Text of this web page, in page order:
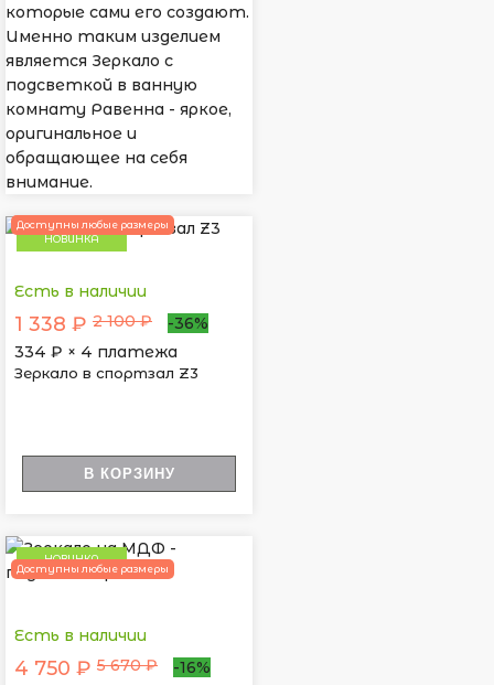
которые сами его создают.
Именно таким изделием
является Зеркало с
подсветкой в ванную
комнату Равенна - яркое,
оригинальное и
обращающее на себя
внимание.
НОВИНКА
Доступны любые размеры
Есть в наличии
1 338 ₽ 2 100 ₽
-36%
334 ₽ × 4 платежа
Зеркало в спортзал Z3
В КОРЗИНУ
НОВИНКА
Доступны любые размеры
Есть в наличии
4 750 ₽ 5 670 ₽
-16%